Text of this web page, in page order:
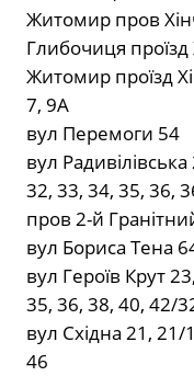
Житомир пров
Глибочиця
Житомир проїзд
7, 9А
вул Перемоги 54
вул
32, 33, 34, 35, 36,
пров 2-й
вул Бориса Тена
вул Героїв Крут
35, 36, 38, 40, 42/
вул Східна 21,
46